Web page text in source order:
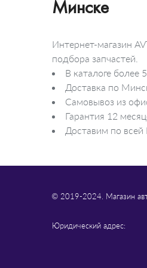
Освещение
вентиляции
Минске
Интернет-магазин
подбора запчастей.
В каталоге более
Доставка по
Самовывоз из
Гарантия 12
Доставим по всей
© 2019-2024. Магазин
Юридический адрес: